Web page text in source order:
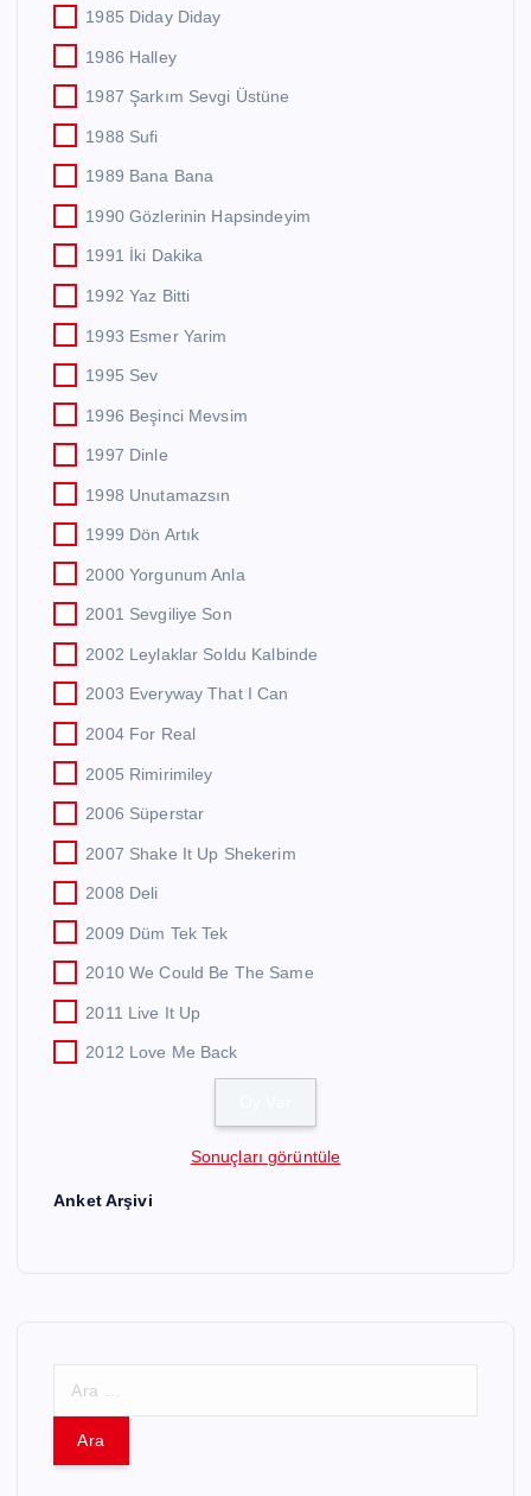
1985 Diday Diday
1986 Halley
1987 Şarkım Sevgi Üstüne
1988 Sufi
1989 Bana Bana
1990 Gözlerinin Hapsindeyim
1991 İki Dakika
1992 Yaz Bitti
1993 Esmer Yarim
1995 Sev
1996 Beşinci Mevsim
1997 Dinle
1998 Unutamazsın
1999 Dön Artık
2000 Yorgunum Anla
2001 Sevgiliye Son
2002 Leylaklar Soldu Kalbinde
2003 Everyway That I Can
2004 For Real
2005 Rimirimiley
2006 Süperstar
2007 Shake It Up Shekerim
2008 Deli
2009 Düm Tek Tek
2010 We Could Be The Same
2011 Live It Up
2012 Love Me Back
Sonuçları görüntüle
Anket Arşivi